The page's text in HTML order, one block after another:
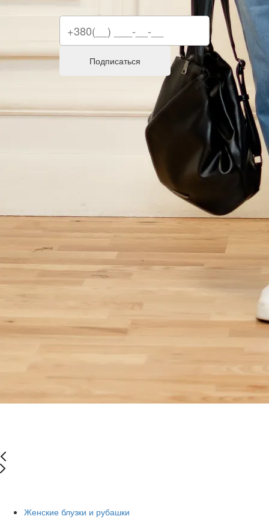
Женские блузки и рубашки
Подписаться